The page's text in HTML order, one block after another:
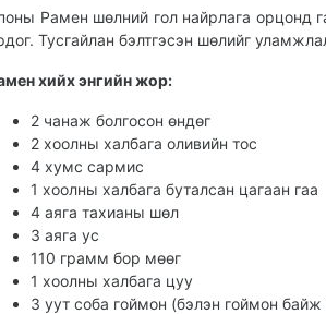
Рамен шөлний гол найрлага орцонд
Тусгайлан бэлтгэсэн шөлийг
хийх энгийн жор:
2 чанаж болгосон өндөг
2 хоолны халбага оливийн тос
4 хумс сармис
1 хоолны халбага буталсан цагаан гаа
4 аяга тахианы шөл
3 аяга ус
110 грамм бор мөөг
1 хоолны халбага цуу
3 уут соба гоймон (бэлэн гоймон байж